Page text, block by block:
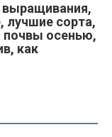
лучшие сорта,
почвы осенью,
как